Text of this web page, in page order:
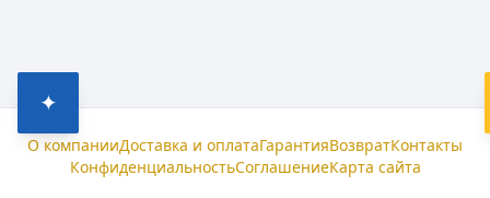
✦
О компанииДоставка и оплатаГарантияВозвратКонтакты
КонфиденциальностьСоглашениеКарта сайта